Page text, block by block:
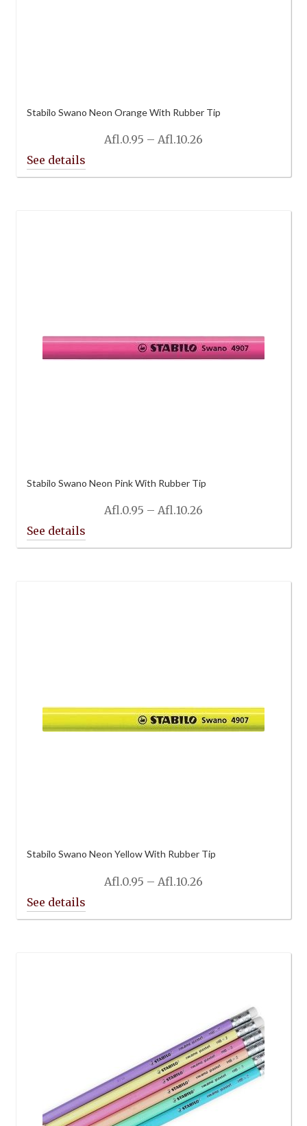
Stabilo Swano Neon Orange With Rubber Tip
Afl.0.95 – Afl.10.26
Stabilo Swano Neon Pink With Rubber Tip
Afl.0.95 – Afl.10.26
Stabilo Swano Neon Yellow With Rubber Tip
Afl.0.95 – Afl.10.26